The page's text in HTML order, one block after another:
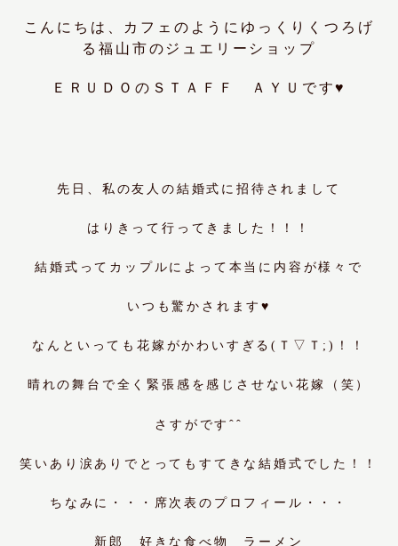
こんにちは、カフェのようにゆっくりくつろげ
る福山市のジュエリーショップ
ＥＲＵＤＯのＳＴＡＦＦ ＡＹＵです♥
先日、私の友人の結婚式に招待されまして
はりきって行ってきました！！！
結婚式ってカップルによって本当に内容が様々で
いつも驚かされます♥
なんといっても花嫁がかわいすぎる(Ｔ▽Ｔ;)！！
晴れの舞台で全く緊張感を感じさせない花嫁（笑）
さすがですˆˆ
笑いあり涙ありでとってもすてきな結婚式でした！！
ちなみに・・・席次表のプロフィール・・・
新郎 好きな食べ物 ラーメン